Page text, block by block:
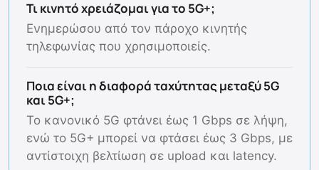
Τι κινητό χρειάζομαι για το 5G+;
Ενημερώσου από τον πάροχο κινητής
τηλεφωνίας που χρησιμοποιείς.
Ποια είναι η διαφορά ταχύτητας μεταξύ 5G
και 5G+;
Το κανονικό 5G φτάνει έως 1 Gbps σε λήψη,
ενώ το 5G+ μπορεί να φτάσει έως 3 Gbps, με
αντίστοιχη βελτίωση σε upload και latency.